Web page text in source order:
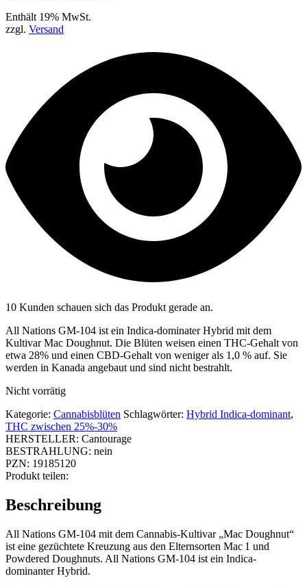
Enthält 19% MwSt.
zzgl. Versand
10 Kunden schauen sich das Produkt gerade an.
All Nations GM-104 ist ein Indica-dominater Hybrid mit dem
Kultivar Mac Doughnut. Die Blüten weisen einen THC-Gehalt von
etwa 28% und einen CBD-Gehalt von weniger als 1,0 % auf. Sie
werden in Kanada angebaut und sind nicht bestrahlt.
Nicht vorrätig
Kategorie: Cannabisblüten Schlagwörter: Hybrid Indica-dominant,
THC zwischen 25%-30%
HERSTELLER: Cantourage
BESTRAHLUNG: nein
PZN: 19185120
Produkt teilen:
Beschreibung
All Nations GM-104 mit dem Cannabis-Kultivar „Mac Doughnut“
ist eine gezüchtete Kreuzung aus den Elternsorten Mac 1 und
Powdered Doughnuts. All Nations GM-104 ist ein Indica-
dominanter Hybrid.